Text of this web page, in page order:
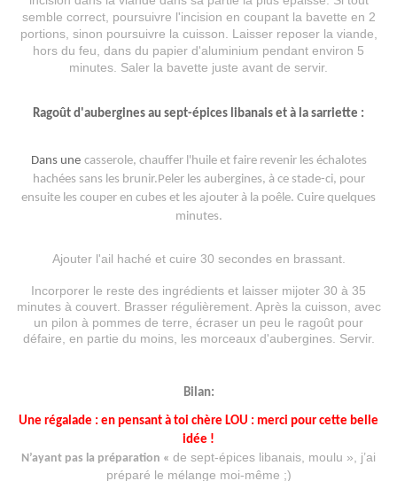
semble correct, poursuivre l'incision en coupant la bavette en 2
portions, sinon poursuivre la cuisson. Laisser reposer la viande,
hors du feu, dans du papier d'aluminium pendant environ 5
minutes. Saler la bavette juste avant de servir.
Ragoût d'aubergines au sept-épices libanais et à la sarriette :
Dans une casserole, chauffer l'huile et faire revenir les échalotes
hachées sans les brunir.Peler les aubergines, à ce stade-ci, pour
ensuite les couper en cubes et les ajouter à la poêle. Cuire quelques
minutes.
Ajouter l'ail haché et cuire 30 secondes en brassant.
Incorporer le reste des ingrédients et laisser mijoter 30 à 35
minutes à couvert. Brasser régulièrement. Après la cuisson, avec
un pilon à pommes de terre, écraser un peu le ragoût pour
défaire, en partie du moins, les morceaux d'aubergines. Servir.
Bilan:
Une régalade : en pensant à toi chère LOU : merci pour cette belle
idée !
N’ayant pas la préparation « de sept-épices libanais, moulu », j’ai
préparé le mélange moi-même ;)